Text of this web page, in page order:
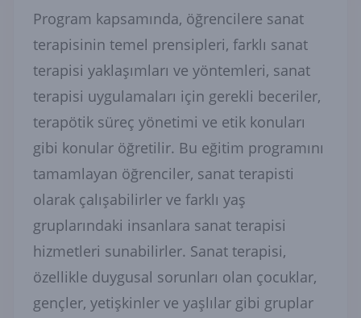
Program kapsamında, öğrencilere sanat
terapisinin temel prensipleri, farklı sanat
terapisi yaklaşımları ve yöntemleri, sanat
terapisi uygulamaları için gerekli beceriler,
terapötik süreç yönetimi ve etik konuları
gibi konular öğretilir. Bu eğitim programını
tamamlayan öğrenciler, sanat terapisti
olarak çalışabilirler ve farklı yaş
gruplarındaki insanlara sanat terapisi
hizmetleri sunabilirler. Sanat terapisi,
özellikle duygusal sorunları olan çocuklar,
gençler, yetişkinler ve yaşlılar gibi gruplar